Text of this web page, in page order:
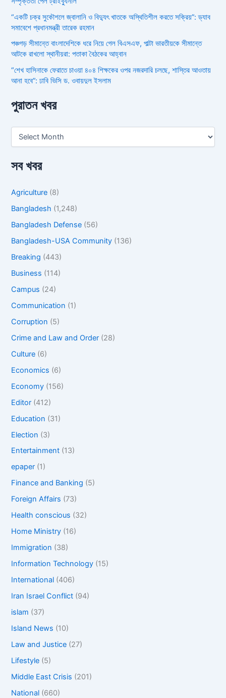
“একটি চক্র সুকৌশলে জ্বালানি ও বিদ্যুৎ খাতকে অস্থিতিশীল করতে সক্রিয়”: ড্যাব
সমাবেশে প্রধানমন্ত্রী তারেক রহমান
পঞ্চগড় সীমান্তে বাংলাদেশিকে ধরে নিয়ে গেল বিএসএফ, পাল্টা ভারতীয়কে সীমান্তে
আটকে রাখলো স্থানীয়রা: পতাকা বৈঠকের আহ্বান
“শেখ হাসিনাকে ফেরাতে চাওয়া ৪০৪ শিক্ষকের ওপর নজরদারি চলছে, শাস্তির আওতায়
আনা হবে”: ঢাবি ভিসি ড. ওবায়দুল ইসলাম
পুরাতন খবর
সব খবর
Agriculture (8)
Bangladesh (1,248)
Bangladesh Defense (56)
Bangladesh-USA Community (136)
Breaking (443)
Business (114)
Campus (24)
Communication (1)
Corruption (5)
Crime and Law and Order (28)
Culture (6)
Economics (6)
Economy (156)
Editor (412)
Education (31)
Election (3)
Entertainment (13)
epaper (1)
Finance and Banking (5)
Foreign Affairs (73)
Health conscious (32)
Home Ministry (16)
Immigration (38)
Information Technology (15)
International (406)
Iran Israel Conflict (94)
islam (37)
Island News (10)
Law and Justice (27)
Lifestyle (5)
Middle East Crisis (201)
National (660)